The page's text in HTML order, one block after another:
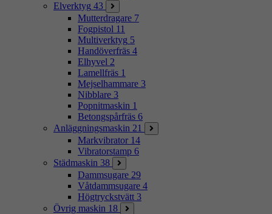
Elverktyg 43
Mutterdragare 7
Fogpistol 11
Multiverktyg 5
Handöverfräs 4
Elhyvel 2
Lamellfräs 1
Mejselhammare 3
Nibblare 3
Popnitmaskin 1
Betongspårfräs 6
Anläggningsmaskin 21
Markvibrator 14
Vibratorstamp 6
Städmaskin 38
Dammsugare 29
Våtdammsugare 4
Högtryckstvätt 3
Övrig maskin 18